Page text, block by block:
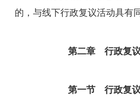
的，与线下行政复议活动具有
第二章 行政复
第一节 行政复